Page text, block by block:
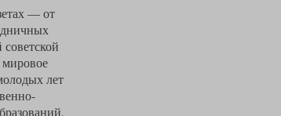
— от
мировое
лет